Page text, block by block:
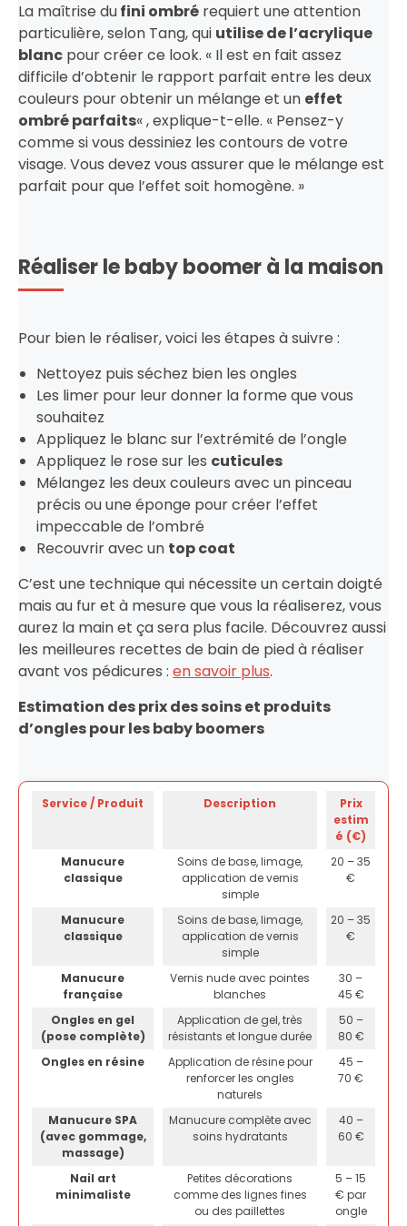
La maîtrise dufini ombré requiert une attention
particulière, selon Tang, qui utilise de l’acrylique
blanc pour créer ce look. « Il est en fait assez
difficile d’obtenir le rapport parfait entre les deux
couleurs pour obtenir un mélange et un effet
ombré parfaits« , explique-t-elle. « Pensez-y
comme si vous dessiniez les contours de votre
visage. Vous devez vous assurer que le mélange est
parfait pour que l’effet soit homogène. »
Réaliser le baby boomer à la maison
Pour bien le réaliser, voici les étapes à suivre :
Nettoyez puis séchez bien les ongles
Les limer pour leur donner la forme que vous
souhaitez
Appliquez le blanc sur l’extrémité de l’ongle
Appliquez le rose sur les cuticules
Mélangez les deux couleurs avec un pinceau
précis ou une éponge pour créer l’effet
impeccable de l’ombré
Recouvrir avec un top coat
C’est une technique qui nécessite un certain doigté
mais au fur et à mesure que vous la réaliserez, vous
aurez la main et ça sera plus facile. Découvrez aussi
les meilleures recettes de bain de pied à réaliser
avant vos pédicures : en savoir plus.
Estimation des prix des soins et produits
d’ongles pour les baby boomers
Service / Produit Description
Prix
estim
é (€)
Manucure
classique
Soins de base, limage,
application de vernis
simple
20 – 35
€
Manucure
classique
Soins de base, limage,
application de vernis
simple
20 – 35
€
Manucure
française
Vernis nude avec pointes
blanches
30 –
45 €
Ongles en gel
(pose complète)
Application de gel, très
résistants et longue durée
50 –
80 €
Ongles en résine
Application de résine pour
renforcer les ongles
naturels
45 –
70 €
Manucure SPA
(avec gommage,
massage)
Manucure complète avec
soins hydratants
40 –
60 €
Nail art
minimaliste
Petites décorations
comme des lignes fines
ou des paillettes
5 – 15
€ par
ongle